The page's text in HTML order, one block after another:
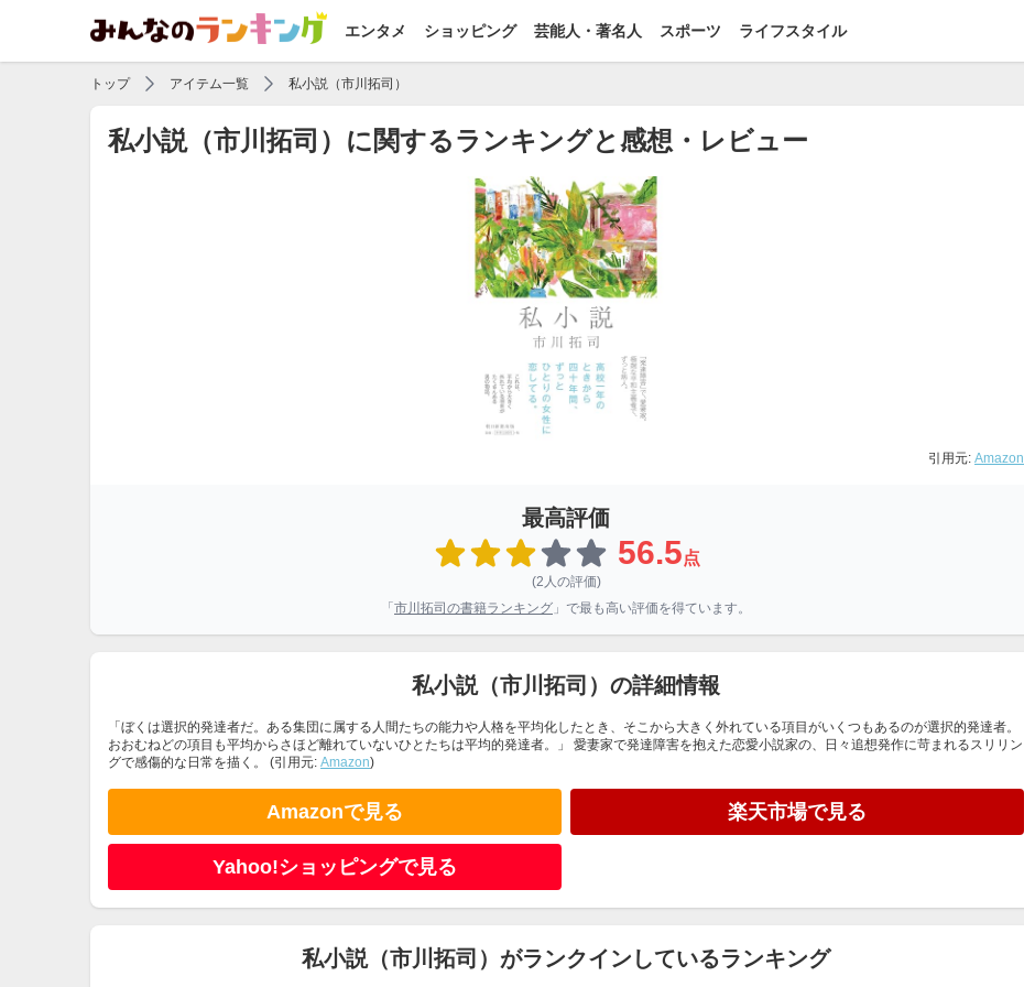
エンタメ ショッピング 芸能人・著名人 スポーツ ライフスタイル
トップ アイテム一覧 私小説（市川拓司）
私小説（市川拓司）に関するランキングと感想・レビュー
引用元: Amazon
最高評価
56.5点
(2人の評価)
「 市川拓司の書籍ランキング 」で最も高い評価を得ています。
私小説（市川拓司）の詳細情報
「ぼくは選択的発達者だ。ある集団に属する人間たちの能力や人格を平均化したとき、そこから大きく外れている項目がいくつもあるのが選択的発達者。
おおむねどの項目も平均からさほど離れていないひとたちは平均的発達者。」 愛妻家で発達障害を抱えた恋愛小説家の、日々追想発作に苛まれるスリリン
グで感傷的な日常を描く。 (引用元: Amazon)
Amazonで見る 楽天市場で見る
Yahoo!ショッピングで見る
私小説（市川拓司）がランクインしているランキング